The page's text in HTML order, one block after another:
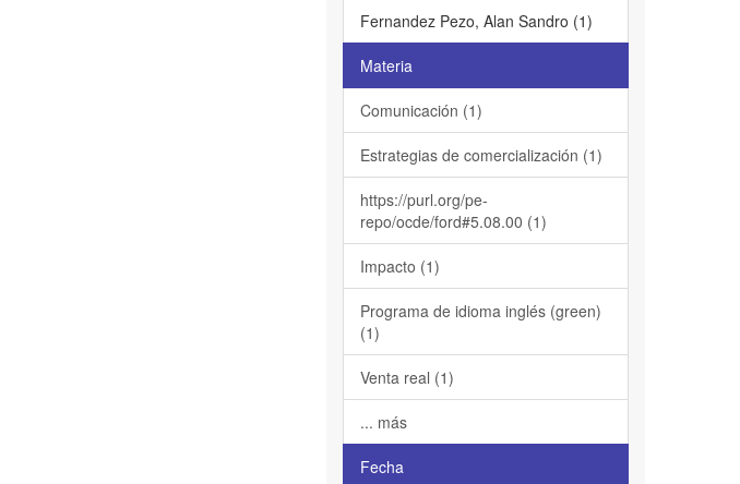
Fernandez Pezo, Alan Sandro (1)
Materia
Comunicación (1)
Estrategias de comercialización (1)
https://purl.org/pe-
repo/ocde/ford#5.08.00 (1)
Impacto (1)
Programa de idioma inglés (green)
(1)
Venta real (1)
... más
Fecha